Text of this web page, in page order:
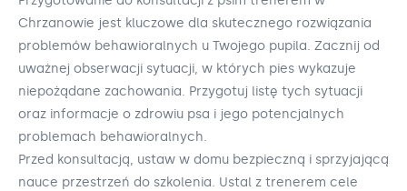
Chrzanowie jest kluczowe dla skutecznego rozwiązania
problemów behawioralnych u Twojego pupila. Zacznij od
uważnej obserwacji sytuacji, w których pies wykazuje
niepożądane zachowania. Przygotuj listę tych sytuacji
oraz informacje o zdrowiu psa i jego potencjalnych
problemach behawioralnych.
Przed konsultacją, ustaw w domu bezpieczną i sprzyjającą
nauce przestrzeń do szkolenia. Ustal z trenerem cele